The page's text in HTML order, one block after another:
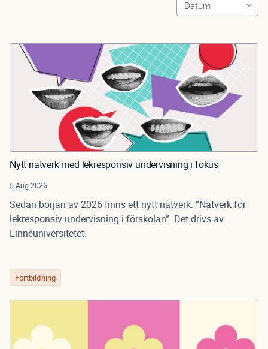
Nytt nätverk med lekresponsiv undervisning i fokus
5 Aug 2026
Sedan början av 2026 finns ett nytt nätverk: ”Nätverk för
lekresponsiv undervisning i förskolan”. Det drivs av
Linnéuniversitetet.
Fortbildning